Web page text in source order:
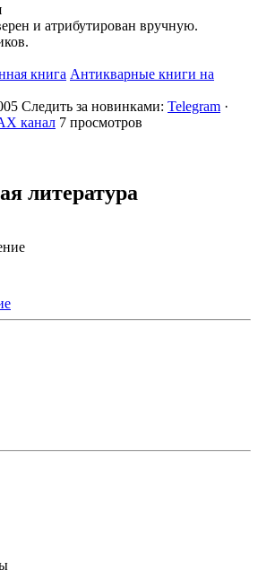
и атрибутирован вручную.
книга Антикварные книги на
Следить за новинками: Telegram ·
канал 7 просмотров
литература